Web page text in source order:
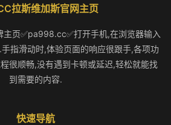
拉斯维加斯官网主页
页✅pa998.cc✅打开手机,在浏览器输入
指滑动时,体验页面的响应很跟手,各项功
很顺畅,没有遇到卡顿或延迟,轻松就能找
到需要的内容.
快速导航